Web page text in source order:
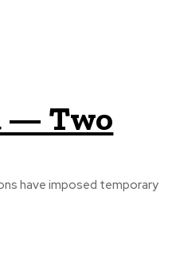
— Two
have imposed temporary